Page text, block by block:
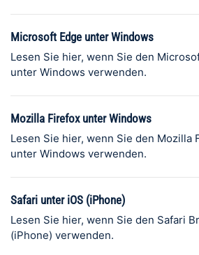
Microsoft Edge unter Windows
Lesen Sie hier, wenn Sie den
unter Windows verwenden.
Mozilla Firefox unter Windows
Lesen Sie hier, wenn Sie den Mozilla
unter Windows verwenden.
Safari unter iOS (iPhone)
Lesen Sie hier, wenn Sie den Safari
(iPhone) verwenden.